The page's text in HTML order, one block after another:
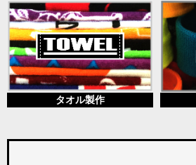
タオル製作